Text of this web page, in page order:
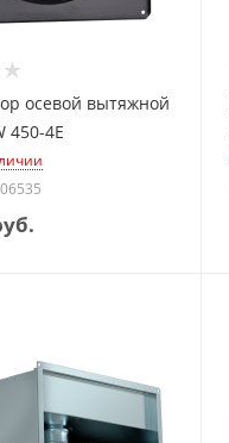
осевой вытяжной
450-4E